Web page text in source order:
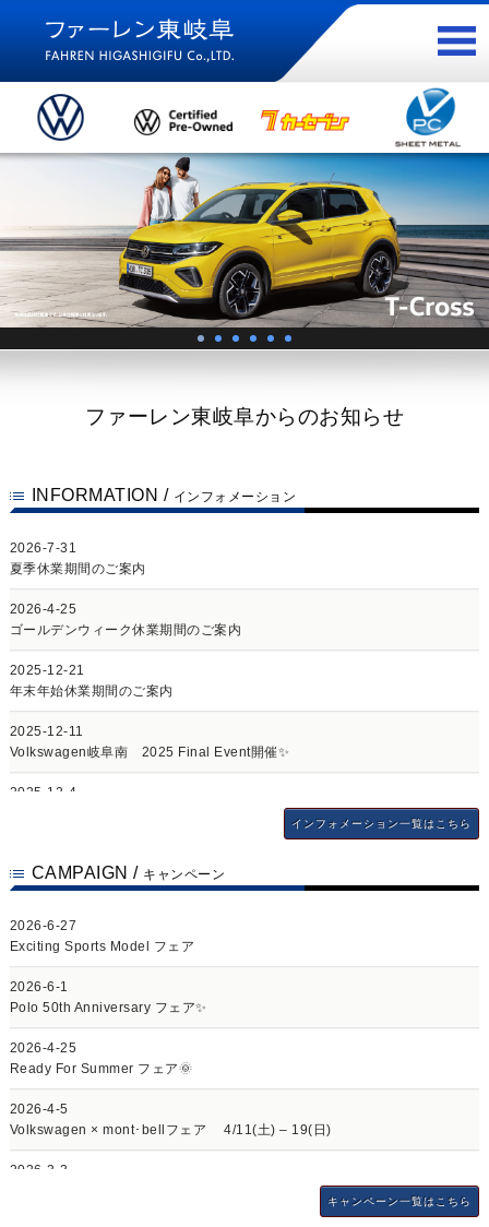
ファーレン東岐阜からのお知らせ
INFORMATION / インフォメーション
2026-7-31
夏季休業期間のご案内
2026-4-25
ゴールデンウィーク休業期間のご案内
2025-12-21
年末年始休業期間のご案内
2025-12-11
Volkswagen岐阜南 2025 Final Event開催✨
2025-12-4
Volkswagen東岐阜『お客さま感謝デー』開催
夏季休業期間のご案内
ID. Buzz Summer Vacation🌴🚌
ゴールデンウィーク休業期間のご案内
New Passat デビューフェア✨
New Golf デビューフェア
インフォメーション一覧はこちら
CAMPAIGN / キャンペーン
2026-6-27
Exciting Sports Model フェア
2026-6-1
Polo 50th Anniversary フェア✨
2026-4-25
Ready For Summer フェア🌞
2026-4-5
Volkswagen × mont･bellフェア 4/11(土) – 19(日)
2026-3-3
Volkswagen岐阜南 特別企画！「オーナー様特別サポートのご案内」
キャンペーン一覧はこちら